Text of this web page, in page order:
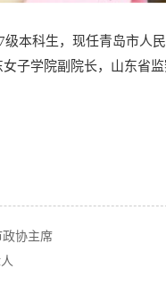
本科生，现任青岛市人
子学院副院长，山东省监
协主席